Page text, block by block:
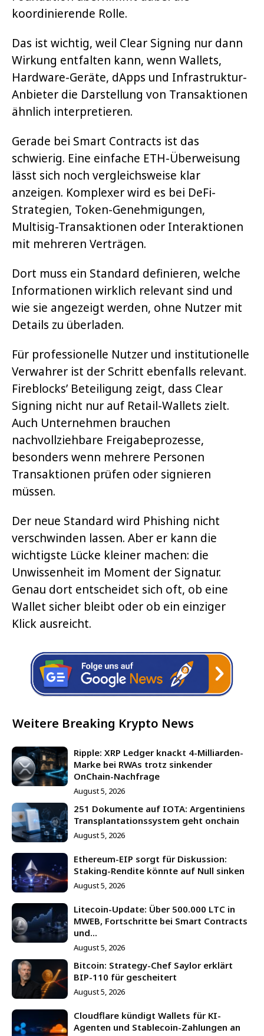
koordinierende Rolle.
Das ist wichtig, weil Clear Signing nur dann
Wirkung entfalten kann, wenn Wallets,
Hardware-Geräte, dApps und Infrastruktur-
Anbieter die Darstellung von Transaktionen
ähnlich interpretieren.
Gerade bei Smart Contracts ist das
schwierig. Eine einfache ETH-Überweisung
lässt sich noch vergleichsweise klar
anzeigen. Komplexer wird es bei DeFi-
Strategien, Token-Genehmigungen,
Multisig-Transaktionen oder Interaktionen
mit mehreren Verträgen.
Dort muss ein Standard definieren, welche
Informationen wirklich relevant sind und
wie sie angezeigt werden, ohne Nutzer mit
Details zu überladen.
Für professionelle Nutzer und institutionelle
Verwahrer ist der Schritt ebenfalls relevant.
Fireblocks’ Beteiligung zeigt, dass Clear
Signing nicht nur auf Retail-Wallets zielt.
Auch Unternehmen brauchen
nachvollziehbare Freigabeprozesse,
besonders wenn mehrere Personen
Transaktionen prüfen oder signieren
müssen.
Der neue Standard wird Phishing nicht
verschwinden lassen. Aber er kann die
wichtigste Lücke kleiner machen: die
Unwissenheit im Moment der Signatur.
Genau dort entscheidet sich oft, ob eine
Wallet sicher bleibt oder ob ein einziger
Klick ausreicht.
Weitere Breaking Krypto News
Ripple: XRP Ledger knackt 4-Milliarden-
Marke bei RWAs trotz sinkender
OnChain-Nachfrage
August 5, 2026
251 Dokumente auf IOTA: Argentiniens
Transplantationssystem geht onchain
August 5, 2026
Ethereum-EIP sorgt für Diskussion:
Staking-Rendite könnte auf Null sinken
August 5, 2026
Litecoin-Update: Über 500.000 LTC in
MWEB, Fortschritte bei Smart Contracts
und...
August 5, 2026
Bitcoin: Strategy-Chef Saylor erklärt
BIP-110 für gescheitert
August 5, 2026
Cloudflare kündigt Wallets für KI-
Agenten und Stablecoin-Zahlungen an